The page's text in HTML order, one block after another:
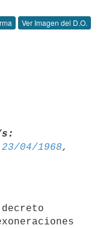
Ver Imagen del D.O.
23/04/1968